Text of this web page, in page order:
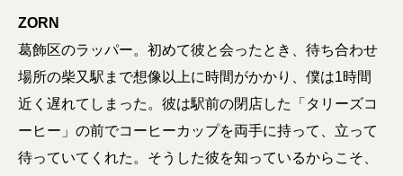
ZORN
葛飾区のラッパー。初めて彼と会ったとき、待ち合わせ
場所の柴又駅まで想像以上に時間がかかり、僕は1時間
近く遅れてしまった。彼は駅前の閉店した「タリーズコ
ーヒー」の前でコーヒーカップを両手に持って、立って
待っていてくれた。そうした彼を知っているからこそ、